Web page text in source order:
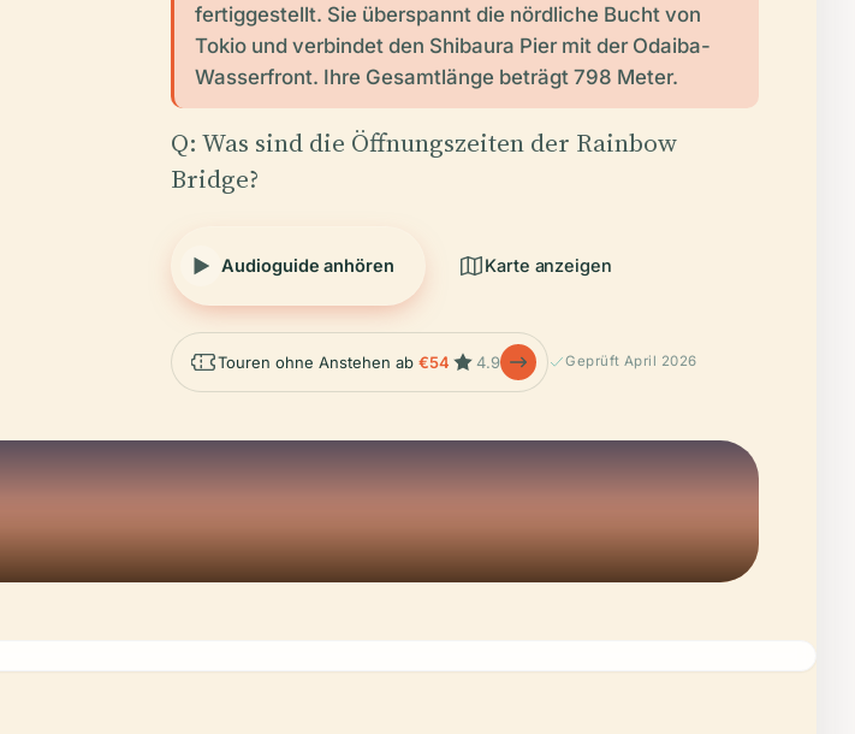
fertiggestellt. Sie überspannt die nördliche Bucht von
Tokio und verbindet den Shibaura Pier mit der Odaiba-
Wasserfront. Ihre Gesamtlänge beträgt 798 Meter.
Q: Was sind die Öffnungszeiten der Rainbow
Bridge?
Audioguide anhören Karte anzeigen
Touren ohne Anstehen ab€54 4.9 Geprüft April 2026